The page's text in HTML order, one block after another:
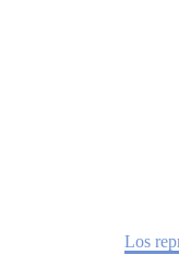
Los